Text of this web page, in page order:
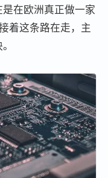
在欧洲真正做一家
着这条路在走，主